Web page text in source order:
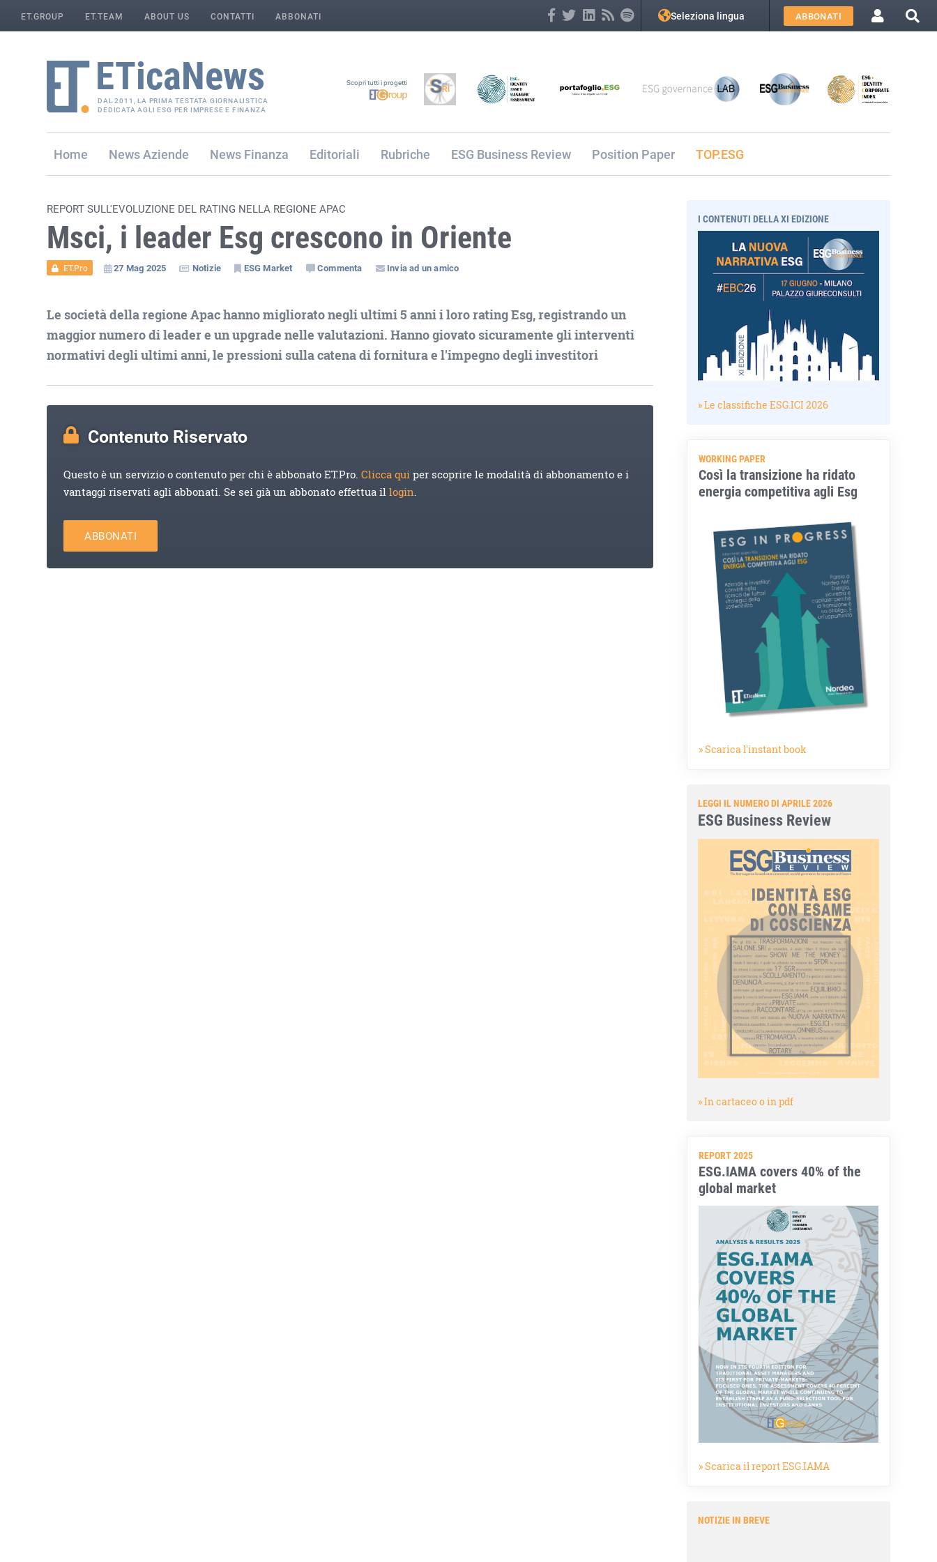
ET.GROUP ET.TEAM ABOUT US CONTATTI ABBONATI Seleziona lingua ABBONATI
DAL 2011, LA PRIMA TESTATA GIORNALISTICA
DEDICATA AGLI ESG PER IMPRESE E FINANZA
Scopri tutti i progetti
Home Aziende Finanza Editoriali Rubriche ESG Business Review Position Paper TOP.ESG
REPORT SULL'EVOLUZIONE DEL RATING NELLA REGIONE APAC
Msci, i leader Esg crescono in Oriente
ET.Pro 27 Mag 2025 Notizie ESG Market Commenta Invia ad un amico
Le società della regione Apac hanno migliorato negli ultimi 5 anni i loro rating Esg, registrando un
maggior numero di leader e un upgrade nelle valutazioni. Hanno giovato sicuramente gli interventi
normativi degli ultimi anni, le pressioni sulla catena di fornitura e l'impegno degli investitori
Contenuto Riservato
Questo è un servizio o contenuto per chi è abbonato ET.Pro.Clicca quiper scoprire le modalità di abbonamento e i
vantaggi riservati agli abbonati. Se sei già un abbonato effettua illogin.
ABBONATI
I CONTENUTI DELLA XI EDIZIONE
» Le classifiche ESG.ICI 2026
WORKING PAPER
Così la transizione ha ridato
energia competitiva agli Esg
» Scarica l'instant book
LEGGI IL NUMERO DI APRILE 2026
ESG Business Review
» In cartaceo o in pdf
REPORT 2025
ESG.IAMA covers 40% of the
global market
» Scarica il report ESG.IAMA
NOTIZIE IN BREVE